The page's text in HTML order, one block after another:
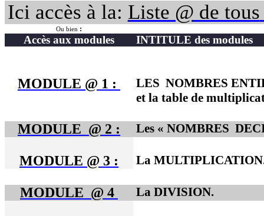
Ici accès à la: Liste @ de tous
Ou bien :
Accès aux modules INTITULE des modules
MODULE @ 1 : LES NOMBRES
et la table de
MODULE @ 2 : Les « NOMBRES
MODULE @ 3 : La
MODULE @ 4 La DIVISION.